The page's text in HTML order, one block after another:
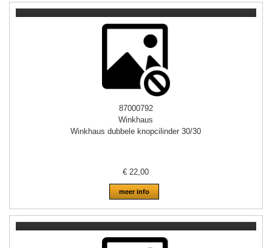
87000792
Winkhaus
Winkhaus dubbele knopcilinder 30/30
€22,00
meer info